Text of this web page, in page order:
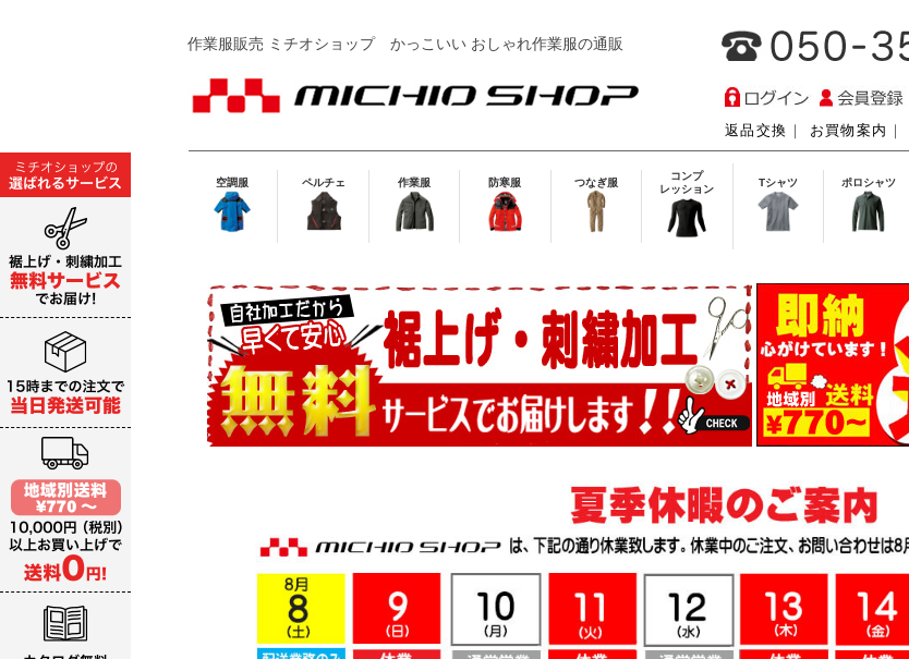
作業服販売 ミチオショップかっこいい おしゃれ作業服の通販
返品交換 ｜ お買物案内 ｜
空調服 ペルチェ 作業服 防寒服 つなぎ服
コンプ
レッション
Tシャツ ポロシャツ